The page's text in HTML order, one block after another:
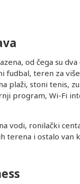
od čega su dva
fudbal, teren za
plaži, stoni tenis,
program, Wi-Fi
vodi, ronilački
terena i ostalo van